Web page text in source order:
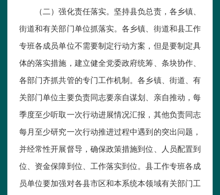
（二）强化责任落实。坚持县负总责，各乡镇、
街道和有关部门单位抓落实。各乡镇、街道和县工作
专班各成员单位不需要制定行动方案，但是要制定具
体的落实措施，建立健全党委政府统筹、条块协作、
各部门齐抓共管的专门工作机制。各乡镇、街道、有
关部门单位主要负责同志要亲自谋划、亲自推动，每
季度至少听取一次行动进展情况汇报，其他负责同志
每月至少研究一次行动推进过程中遇到的突出问题，
并经常性开展督导，确保政策措施到位、人员配置到
位、资金保障到位、工作落实到位。县工作专班各成
员单位要加强对各县市区和本系统本领域有关部门工